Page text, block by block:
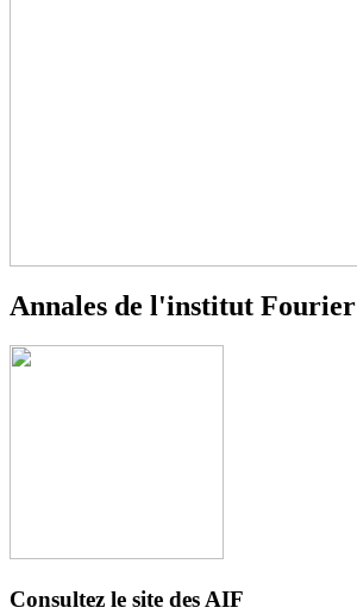
Annales de l'institut Fourier
Consultez le site des AIF